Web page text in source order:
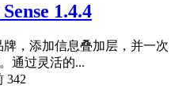
1.4.4
，添加信息叠加层，并一次
通过灵活的...
342